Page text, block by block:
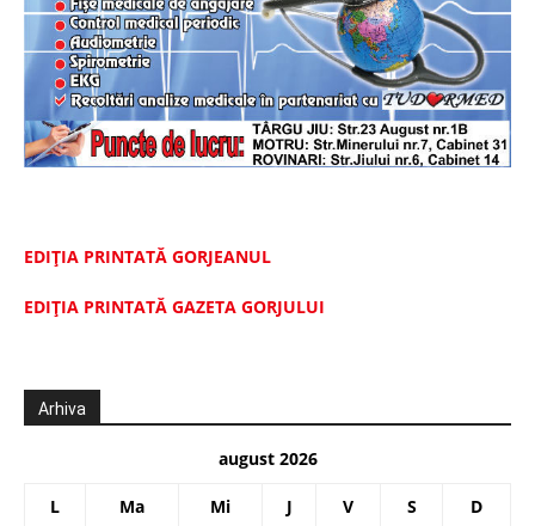
EDIȚIA PRINTATĂ GORJEANUL
EDIŢIA PRINTATĂ GAZETA GORJULUI
Arhiva
august 2026
L Ma Mi J V S D